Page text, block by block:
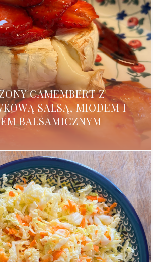
CAMEMBERT Z
SALSĄ, MIODEM I
BALSAMICZNYM